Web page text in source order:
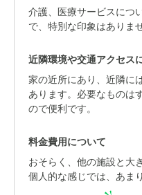
介護、医療サービスにつ
で、特別な印象はありませ
近隣環境や交通アクセス
家の近所にあり、近隣に
あります。必要なものは
ので便利です。
料金費用について
おそらく、他の施設と大
個人的な感じでは、あま